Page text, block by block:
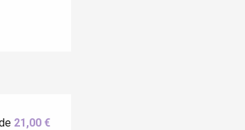
21,00 €